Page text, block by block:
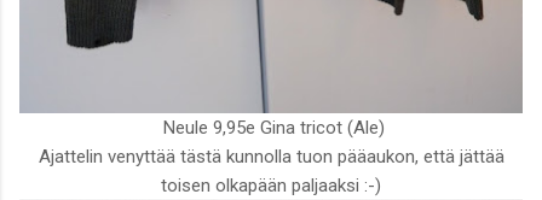
Neule 9,95e Gina tricot (Ale)
Ajattelin venyttää tästä kunnolla tuon pääaukon, että jättää
toisen olkapään paljaaksi :-)